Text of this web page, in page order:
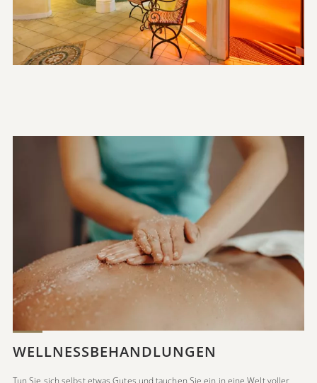
WELLNESSBEHANDLUNGEN
Tun Sie sich selbst etwas Gutes und tauchen Sie ein in eine Welt voller